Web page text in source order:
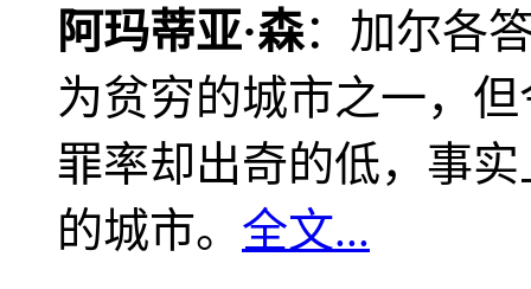
阿玛蒂亚·森：加尔各
为贫穷的城市之一，
罪率却出奇的低，事
的城市。 全文...